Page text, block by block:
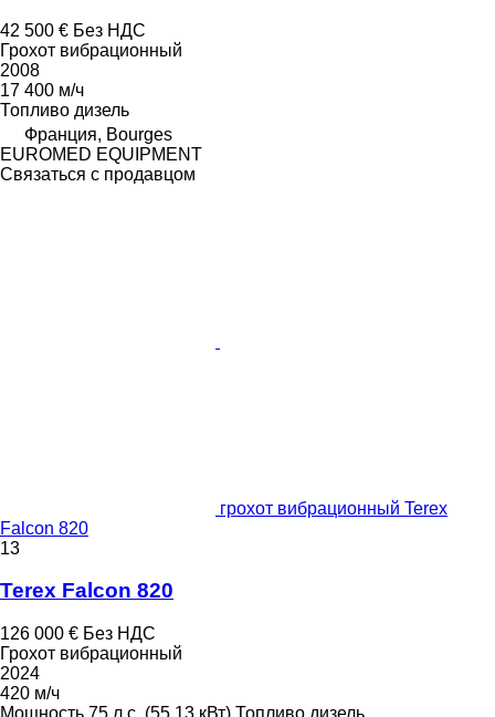
42 500 € Без НДС
Грохот вибрационный
2008
17 400 м/ч
Топливо дизель
Франция, Bourges
EUROMED EQUIPMENT
Связаться с продавцом
грохот вибрационный Terex
Falcon 820
13
Terex Falcon 820
126 000 € Без НДС
Грохот вибрационный
2024
420 м/ч
Мощность 75 л.с. (55.13 кВт) Топливо дизель